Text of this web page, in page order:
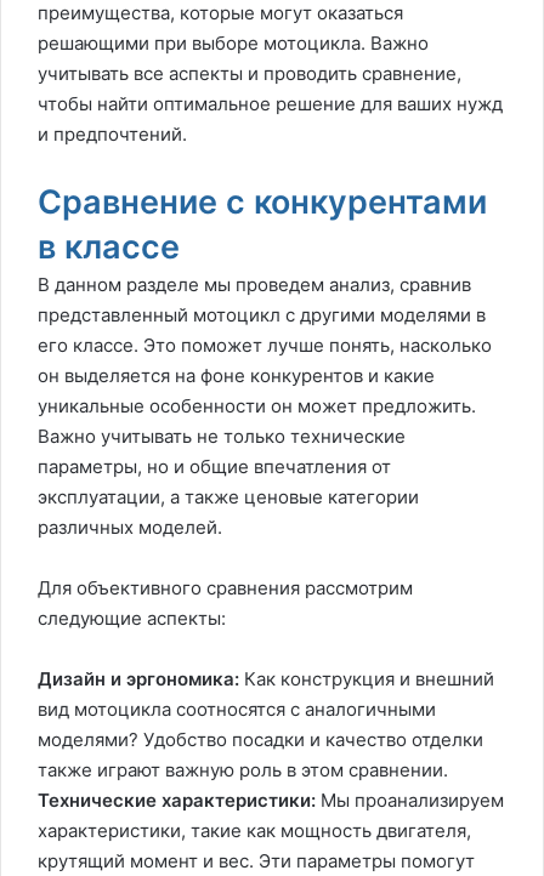
преимущества, которые могут оказаться
решающими при выборе мотоцикла. Важно
учитывать все аспекты и проводить сравнение,
чтобы найти оптимальное решение для ваших нужд
и предпочтений.
Сравнение с конкурентами
в классе
В данном разделе мы проведем анализ, сравнив
представленный мотоцикл с другими моделями в
его классе. Это поможет лучше понять, насколько
он выделяется на фоне конкурентов и какие
уникальные особенности он может предложить.
Важно учитывать не только технические
параметры, но и общие впечатления от
эксплуатации, а также ценовые категории
различных моделей.
Для объективного сравнения рассмотрим
следующие аспекты:
Дизайн и эргономика: Как конструкция и внешний
вид мотоцикла соотносятся с аналогичными
моделями? Удобство посадки и качество отделки
также играют важную роль в этом сравнении.
Технические характеристики: Мы проанализируем
характеристики, такие как мощность двигателя,
крутящий момент и вес. Эти параметры помогут